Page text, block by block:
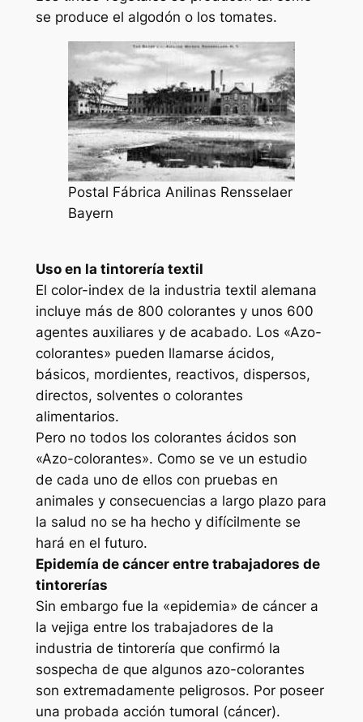
se produce el algodón o los tomates.
Postal Fábrica Anilinas Rensselaer
Bayern
Uso en la tintorería textil
El color-index de la industria textil alemana
incluye más de 800 colorantes y unos 600
agentes auxiliares y de acabado. Los «Azo-
colorantes» pueden llamarse ácidos,
básicos, mordientes, reactivos, dispersos,
directos, solventes o colorantes
alimentarios.
Pero no todos los colorantes ácidos son
«Azo-colorantes». Como se ve un estudio
de cada uno de ellos con pruebas en
animales y consecuencias a largo plazo para
la salud no se ha hecho y difícilmente se
hará en el futuro.
Epidemía de cáncer entre trabajadores de
tintorerías
Sin embargo fue la «epidemia» de cáncer a
la vejiga entre los trabajadores de la
industria de tintorería que confirmó la
sospecha de que algunos azo-colorantes
son extremadamente peligrosos. Por poseer
una probada acción tumoral (cáncer).